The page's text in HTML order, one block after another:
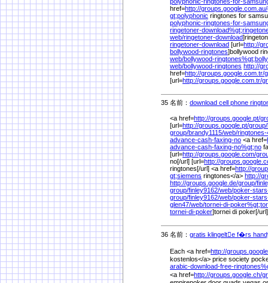
href=http://groups.google.com.au/
gt;polyphonic ringtones for
polyphonic-ringtones-for-
ringetoner-download%
web/ringetoner-download
ringetoner-download [url=http://
bollywood-ringtones]bollywood
web/bollywood-ringtones%
web/bollywood-ringtones http://
href=http://groups.google.com.tr/
[url=http://groups.google.com.tr/
35 名前： download cell phone
<a href=http://groups.google.pt/
[url=http://groups.google.pt/group/
group/brandy1115/web/ringtones-
advance-cash-faxing-no <a href=
advance-cash-faxing-no%gt;no
[url=http://groups.google.com/
no[/url] [url=http://
ringtones[/url] <a href=http://
gt;siemens ringtones</a> http://
http://groups.google.de/group/
group/finley9162/web/poker-
group/finley9162/web/poker-
glen47/web/tornei-di-poker%
tornei-di-poker]tornei di poker[/
36 名前： gratis klingelte f�rs
Each <a href=http://
kostenlos</a> price society
arabic-download-free-ringtones%
<a href=http://groups.google.ch/